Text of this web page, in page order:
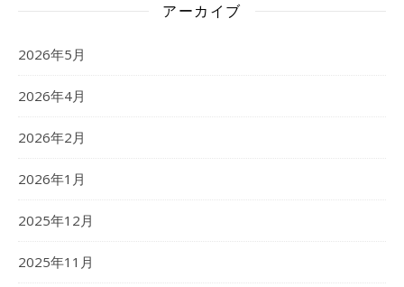
アーカイブ
2026年5月
2026年4月
2026年2月
2026年1月
2025年12月
2025年11月